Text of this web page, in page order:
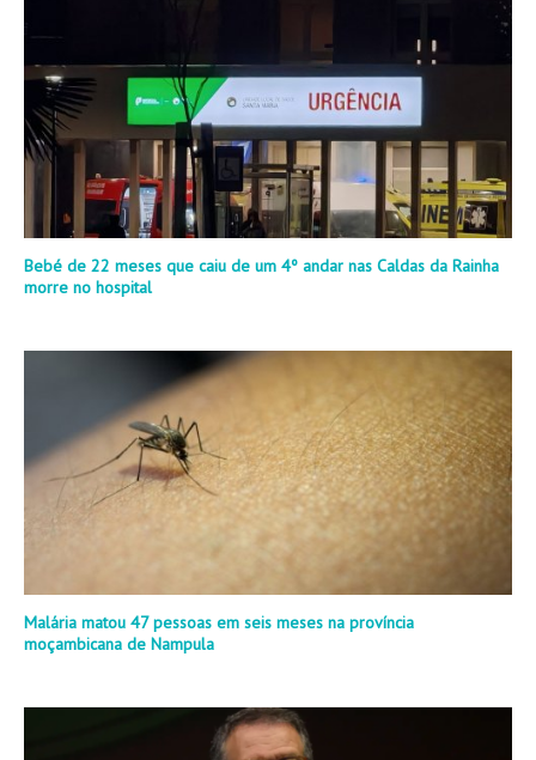
Bebé de 22 meses que caiu de um 4º andar nas Caldas da Rainha
morre no hospital
Malária matou 47 pessoas em seis meses na província
moçambicana de Nampula